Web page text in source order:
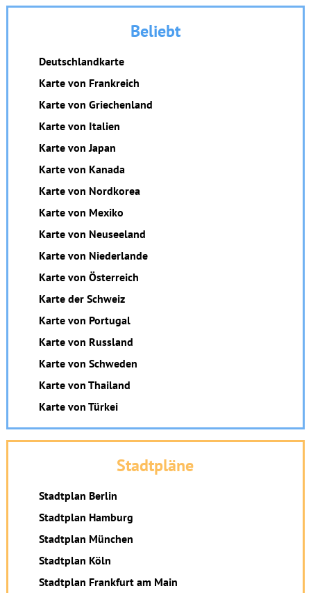
Beliebt
Deutschlandkarte
Karte von Frankreich
Karte von Griechenland
Karte von Italien
Karte von Japan
Karte von Kanada
Karte von Nordkorea
Karte von Mexiko
Karte von Neuseeland
Karte von Niederlande
Karte von Österreich
Karte der Schweiz
Karte von Portugal
Karte von Russland
Karte von Schweden
Karte von Thailand
Karte von Türkei
Stadtpläne
Stadtplan Berlin
Stadtplan Hamburg
Stadtplan München
Stadtplan Köln
Stadtplan Frankfurt am Main